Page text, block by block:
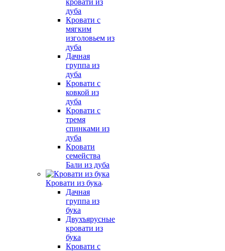
кровати из
дуба
Кровати с
мягким
изголовьем из
дуба
Дачная
группа из
дуба
Кровати с
ковкой из
дуба
Кровати с
тремя
спинками из
дуба
Кровати
семейства
Бали из дуба
Кровати из бука
Дачная
группа из
бука
Двухъярусные
кровати из
бука
Кровати с